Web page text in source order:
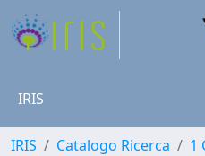
IRIS
IRIS Catalogo Ricerca
1